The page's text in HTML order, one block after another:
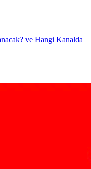
ve Hangi Kanalda